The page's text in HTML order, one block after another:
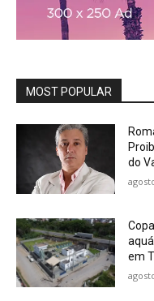
MOST POPULAR
do
em